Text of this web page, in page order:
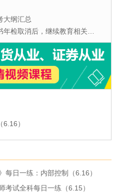
大纲汇总
取消后，继续教育相关问题解答
）
每日一练：内部控制（6.16）
考试全科每日一练（6.15）